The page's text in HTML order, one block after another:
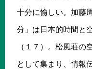
十分に愉しい。加藤
分」は日本的時間と
（１７）。松風荘の
として集まり、情報